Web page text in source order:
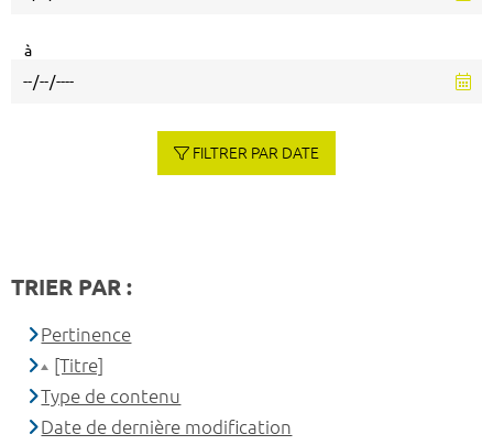
à
FILTRER PAR DATE
TRIER PAR :
Pertinence
[Titre]
Type de contenu
Date de dernière modification